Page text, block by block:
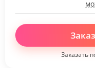
Заказать